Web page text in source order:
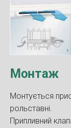
Монтаж
Монтується
рольставні.
Припливний